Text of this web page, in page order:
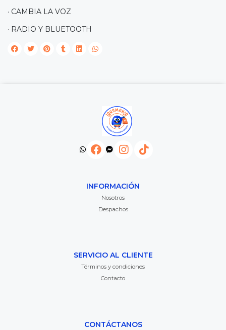
· CAMBIA LA VOZ
· RADIO Y BLUETOOTH
INFORMACIÓN
Nosotros
Despachos
SERVICIO AL CLIENTE
Términos y condiciones
Contacto
CONTÁCTANOS